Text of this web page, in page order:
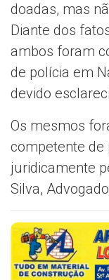
doadas, mas
Diante dos
ambos foram
de polícia em
devido
Os mesmos
competente de
juridicamente
Silva,